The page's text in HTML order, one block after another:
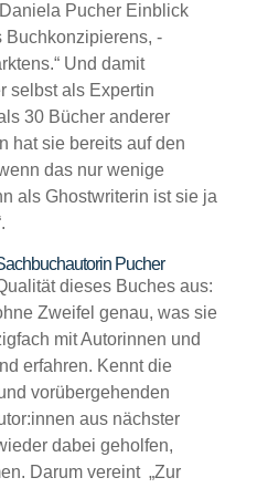
Pucher Einblick
Buchkonzipierens, -
Und damit
selbst als Expertin
30 Bücher anderer
hat sie bereits auf den
das nur wenige
als Ghostwriterin ist sie ja
Pucher
dieses Buches aus:
Zweifel genau, was sie
mit Autorinnen und
erfahren. Kennt die
vorübergehenden
aus nächster
dabei geholfen,
Darum vereint „Zur